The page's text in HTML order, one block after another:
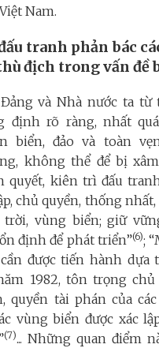
Nam.
tranh phản bác
địch trong vấn đề
và Nhà nước ta từ
định rõ ràng, nhất
biển, đảo và toàn
không thể để bị
quyết, kiên trì đấu
chủ quyền, thống
trời, vùng biển; giữ
định để phát triển”(6);
được tiến hành dựa
1982, tôn trọng chủ
quyền tài phán của
vùng biển được xác
(7)... Những quan điểm